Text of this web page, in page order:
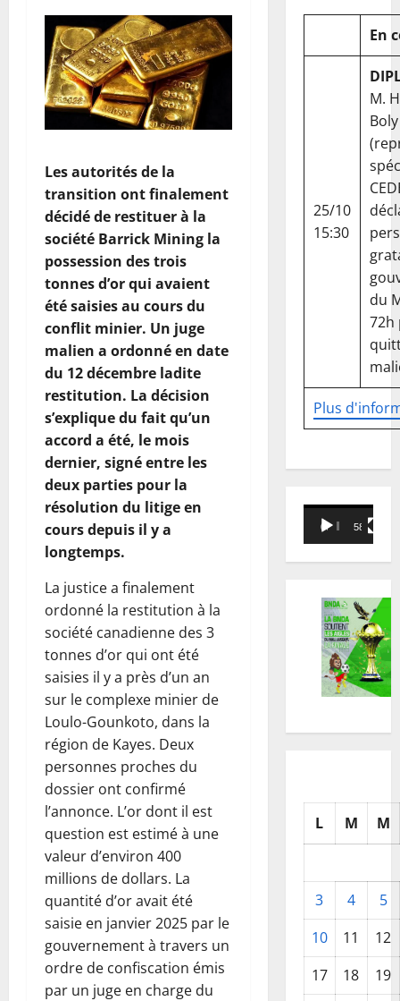
Les autorités de la
transition ont finalement
décidé de restituer à la
société Barrick Mining la
possession des trois
tonnes d’or qui avaient
été saisies au cours du
conflit minier. Un juge
malien a ordonné en date
du 12 décembre ladite
restitution. La décision
s’explique du fait qu’un
accord a été, le mois
dernier, signé entre les
deux parties pour la
résolution du litige en
cours depuis il y a
longtemps.
La justice a finalement
ordonné la restitution à la
société canadienne des 3
tonnes d’or qui ont été
saisies il y a près d’un an
sur le complexe minier de
Loulo-Gounkoto, dans la
région de Kayes. Deux
personnes proches du
dossier ont confirmé
l’annonce. L’or dont il est
question est estimé à une
valeur d’environ 400
millions de dollars. La
quantité d’or avait été
saisie en janvier 2025 par le
gouvernement à travers un
ordre de confiscation émis
par un juge en charge du
En
Plus
25/10
15:30
M.
Boly
du
72h
Lecteur
vidéo
00:00 58:18
L M M
3 4
5
10
11
12
17
18
19